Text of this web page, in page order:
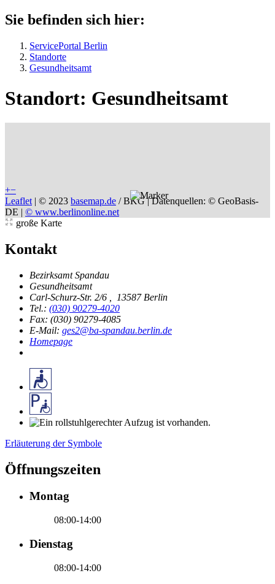
Sie befinden sich hier:
ServicePortal Berlin
Standorte
Gesundheitsamt
Standort: Gesundheitsamt
+−
Leaflet | © 2023 basemap.de / BKG | Datenquellen: © GeoBasis-
DE | © www.berlinonline.net
große Karte
Kontakt
Bezirksamt Spandau
Gesundheitsamt
Carl-Schurz-Str. 2/6
13587 Berlin
Tel.: (030) 90279-4020
Fax: (030) 90279-4085
E-Mail: ges2@ba-spandau.berlin.de
Homepage
Erläuterung der Symbole
Öffnungszeiten
Montag
08:00-14:00
Dienstag
08:00-14:00